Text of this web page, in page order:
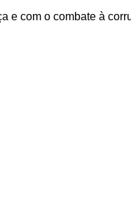
e com o combate à